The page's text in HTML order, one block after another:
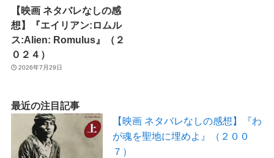
【映画 ネタバレなしの感
想】『エイリアン:ロムル
ス:Alien: Romulus』（２
０２４）
2026年7月29日
最近の注目記事
【映画 ネタバレなしの感想】『わ
が魂を聖地に埋めよ』（２００
７）